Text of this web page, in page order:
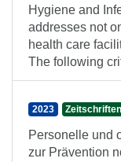
Hygiene and
addresses not
health care
The following
2023
Personelle und
zur Prävention